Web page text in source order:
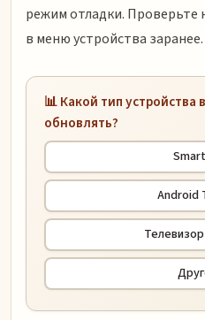
режим отладки. Проверьте
в меню устройства заранее.
📊 Какой тип устройства
обновлять?
Android